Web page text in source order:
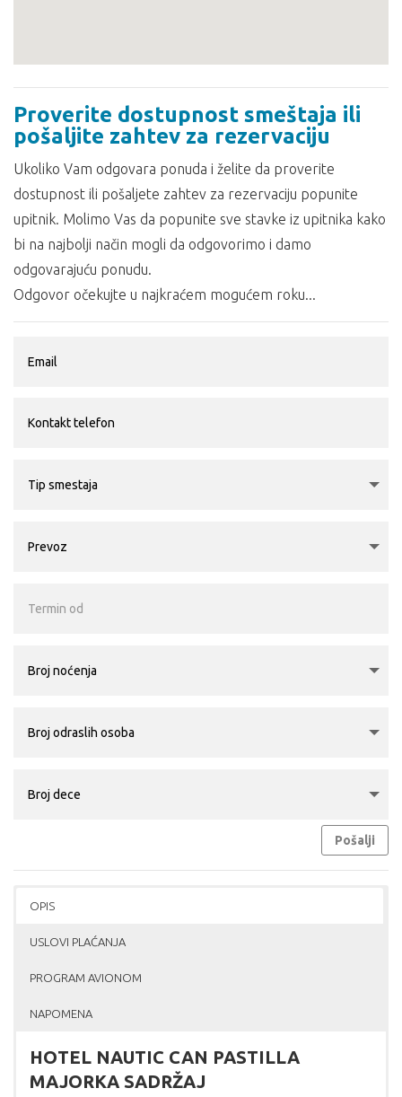
Proverite dostupnost smeštaja ili
pošaljite zahtev za rezervaciju
Ukoliko Vam odgovara ponuda i želite da proverite
dostupnost ili pošaljete zahtev za rezervaciju popunite
upitnik. Molimo Vas da popunite sve stavke iz upitnika kako
bi na najbolji način mogli da odgovorimo i damo
odgovarajuću ponudu.
Odgovor očekujte u najkraćem mogućem roku...
Pošalji
OPIS
USLOVI PLAĆANJA
PROGRAM AVIONOM
NAPOMENA
HOTEL NAUTIC CAN PASTILLA
MAJORKA SADRŽAJ